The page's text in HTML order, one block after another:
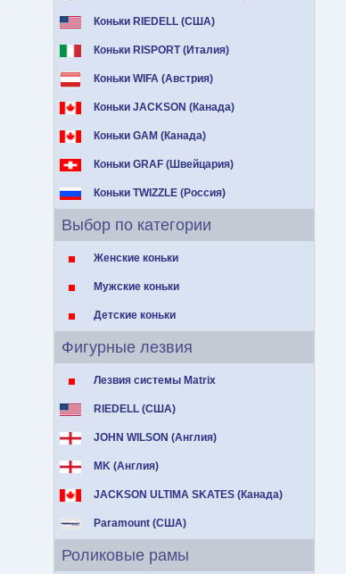
Коньки RIEDELL (США)
Коньки RISPORT (Италия)
Коньки WIFA (Австрия)
Коньки JACKSON (Канада)
Коньки GAM (Канада)
Коньки GRAF (Швейцария)
Коньки TWIZZLE (Россия)
Выбор по категории
Женские коньки
Мужские коньки
Детские коньки
Фигурные лезвия
Лезвия системы Matrix
RIEDELL (США)
JOHN WILSON (Англия)
MK (Англия)
JACKSON ULTIMA SKATES (Канада)
Paramount (США)
Роликовые рамы